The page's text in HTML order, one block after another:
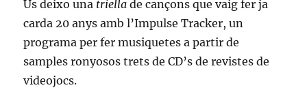
Us deixo una triellade cançons que vaig fer ja
carda 20 anys amb l’Impulse Tracker, un
programa per fer musiquetes a partir de
samples ronyosos trets de CD’s de revistes de
videojocs.